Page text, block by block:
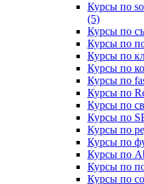
Курсы по
(5)
Курсы по
Курсы по
Курсы по
Курсы по
Курсы по
Курсы по
Курсы по
Курсы по
Курсы по
Курсы по
Курсы по
Курсы по
Курсы по